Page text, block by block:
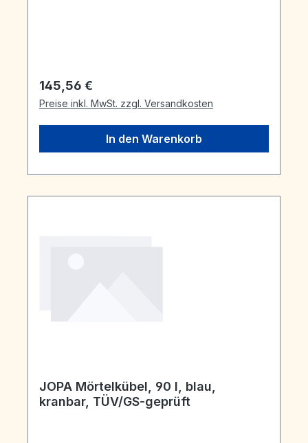
Regulärer Preis:
145,56 €
Preise inkl. MwSt. zzgl. Versandkosten
In den Warenkorb
JOPA Mörtelkübel, 90 l, blau,
kranbar, TÜV/GS-geprüft